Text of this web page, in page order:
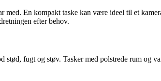
med. En kompakt taske kan være ideel til et
efter behov.
stød, fugt og støv. Tasker med polstrede rum